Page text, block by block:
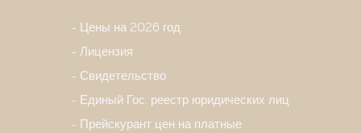
Цены на 2026 год
Лицензия
Свидетельство
Единый Гос. реестр юридических лиц
Прейскурант цен на платные